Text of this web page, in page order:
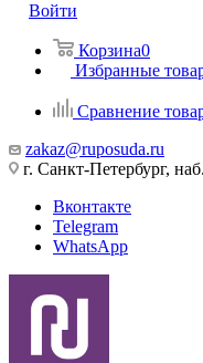
Войти
Корзина0
Избранные
Сравнение
zakaz@ruposuda.ru
г. Санкт-Петербург,
Вконтакте
Telegram
WhatsApp